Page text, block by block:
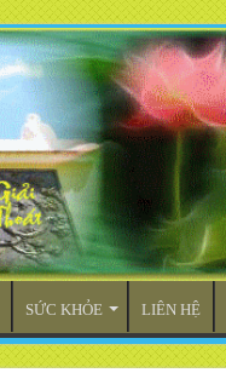
SỨC KHỎE LIÊN HỆ